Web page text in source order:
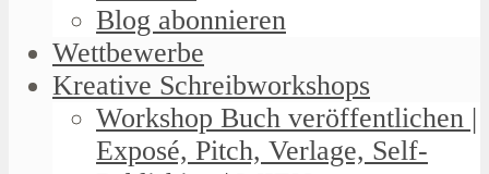
Blog abonnieren
Wettbewerbe
Kreative Schreibworkshops
Workshop Buch veröffentlichen |
Exposé, Pitch, Verlage, Self-